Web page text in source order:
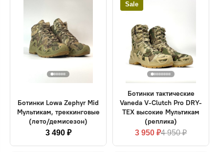
Ботинки Lowa Zephyr Mid
Мультикам, треккинговые
(лето/демисезон)
3 490 ₽
Sale
Ботинки тактические
Vaneda V-Clutch Pro DRY-
TEX высокие Мультикам
(реплика)
3 950 ₽4 950 ₽